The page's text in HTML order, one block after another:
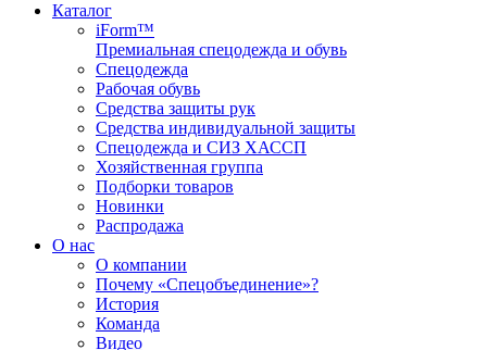
Каталог
iForm™
Премиальная спецодежда и обувь
Спецодежда
Рабочая обувь
Средства защиты рук
Средства индивидуальной защиты
Спецодежда и СИЗ ХАССП
Хозяйственная группа
Подборки товаров
Новинки
Распродажа
О нас
О компании
Почему «Спецобъединение»?
История
Команда
Видео